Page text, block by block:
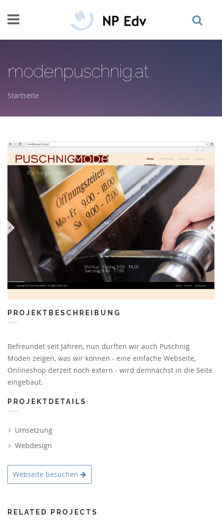
modenpuschnig.at
Startseite
PROJEKTBESCHREIBUNG
Befreundet seit Jahren, nun durften wir auch Puschnig
Moden zeigen, was wir können - eine einfache Webseite,
Onlineshop derzeit noch extern - wird demnächst in die Seite
eingebaut.
PROJEKTDETAILS
Umsetzung
Webdesign
Webseite besuchen
RELATED PROJECTS